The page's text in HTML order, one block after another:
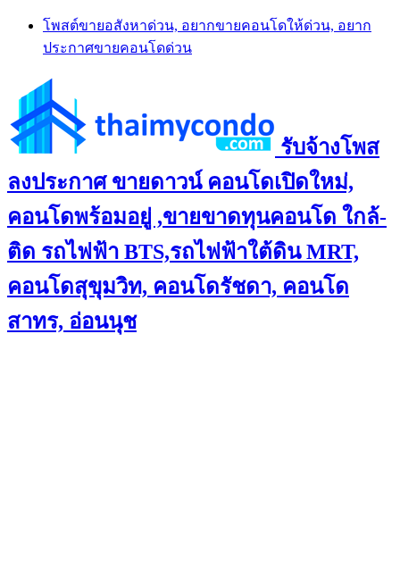
Skip
content
โพสต์ขายอสังหาด่วน, อยากขายคอนโดให้ด่วน, อยาก
ประกาศขายคอนโดด่วน
รับจ้างโพส
ลงประกาศ ขายดาวน์ คอนโดเปิดใหม่,
คอนโดพร้อมอยู่ ,ขายขาดทุนคอนโด ใกล้-
ติด รถไฟฟ้า BTS,รถไฟฟ้าใต้ดิน MRT,
คอนโดสุขุมวิท, คอนโดรัชดา, คอนโด
สาทร, อ่อนนุช